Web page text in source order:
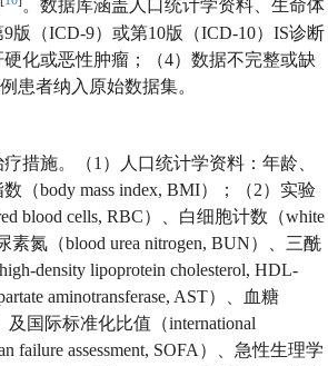
。数据库涵盖人口统计学资料、生命体
（ICD-9）或第10版（ICD-10）IS诊断
化或恶性肿瘤；（4）数据不完整或缺
患者纳入原始数据集。
措施。（1）人口统计学资料：年龄、
（body mass index, BMI）；（2）实验
blood cells, RBC）、白细胞计数（white
素氮（blood urea nitrogen, BUN）、三酰
density lipoprotein cholesterol, HDL-
aminotransferase, AST）、血糖
及国际标准化比值（international
assessment, SOFA）、急性生理学